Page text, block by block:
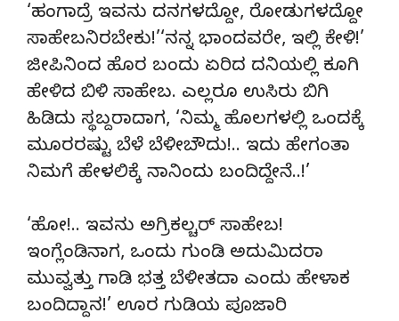
‘ಹಂಗಾದ್ರೆ ಇವನು ದನಗಳದ್ದೋ, ರೋಡುಗಳದ್ದೋ
ಸಾಹೇಬನಿರಬೇಕು!’‘ನನ್ನ ಭಾಂದವರೇ, ಇಲ್ಲಿ ಕೇಳಿ!’
ಜೀಪಿನಿಂದ ಹೊರ ಬಂದು ಏರಿದ ದನಿಯಲ್ಲಿ ಕೂಗಿ
ಹೇಳಿದ ಬಿಳಿ ಸಾಹೇಬ. ಎಲ್ಲರೂ ಉಸಿರು ಬಿಗಿ
ಹಿಡಿದು ಸ್ಥಬ್ದರಾದಾಗ, ‘ನಿಮ್ಮ ಹೊಲಗಳಲ್ಲಿ ಒಂದಕ್ಕೆ
ಮೂರರಷ್ಟು ಬೆಳೆ ಬೆಳೀಬೌದು!.. ಇದು ಹೇಗಂತಾ
ನಿಮಗೆ ಹೇಳಲಿಕ್ಕೆ ನಾನಿಂದು ಬಂದಿದ್ದೇನೆ..!’
‘ಹೋ!.. ಇವನು ಅಗ್ರಿಕಲ್ಚರ್ ಸಾಹೇಬ!
ಇಂಗ್ಲೆಂಡಿನಾಗ, ಒಂದು ಗುಂಡಿ ಅದುಮಿದರಾ
ಮುವ್ವತ್ತು ಗಾಡಿ ಭತ್ತ ಬೆಳೀತದಾ ಎಂದು ಹೇಳಾಕ
ಬಂದಿದ್ದಾನ!’ ಊರ ಗುಡಿಯ ಪೂಜಾರಿ